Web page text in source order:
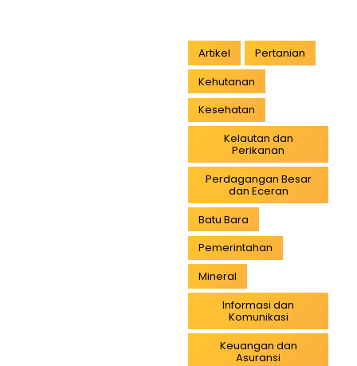
Artikel
Pertanian
Kehutanan
Kesehatan
Kelautan dan
Perikanan
Perdagangan Besar
dan Eceran
Batu Bara
Pemerintahan
Mineral
Informasi dan
Komunikasi
Keuangan dan
Asuransi